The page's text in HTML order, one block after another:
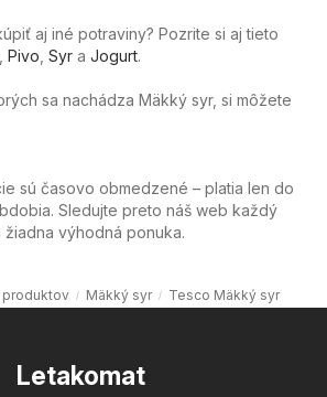
aj iné potraviny? Pozrite si aj tieto
Pivo Syr a Jogurt.
sa nachádza Mäkký syr, si môžete
sú časovo obmedzené – platia len do
Sledujte preto náš web každý
výhodná ponuka.
produktov Mäkký syr Tesco Mäkký syr
Letakomat